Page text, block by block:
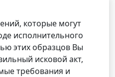
которые могут
исполнительного
этих образцов Вы
исковой акт,
требования и